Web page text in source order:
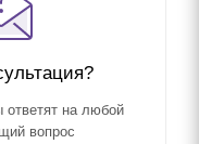
ответят на любой
вопрос